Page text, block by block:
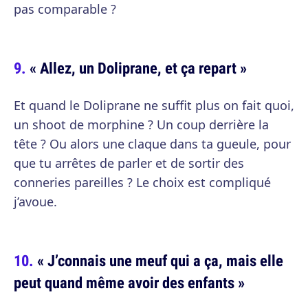
pas comparable ?
« Allez, un Doliprane, et ça repart »
Et quand le Doliprane ne suffit plus on fait quoi,
un shoot de morphine ? Un coup derrière la
tête ? Ou alors une claque dans ta gueule, pour
que tu arrêtes de parler et de sortir des
conneries pareilles ? Le choix est compliqué
j’avoue.
« J’connais une meuf qui a ça, mais elle
peut quand même avoir des enfants »